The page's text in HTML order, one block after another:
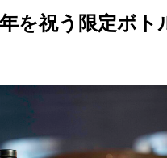
を祝う限定ボト